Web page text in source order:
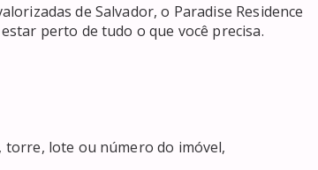
de Salvador, o Paradise Residence
perto de tudo o que você precisa.
torre, lote ou número do imóvel,